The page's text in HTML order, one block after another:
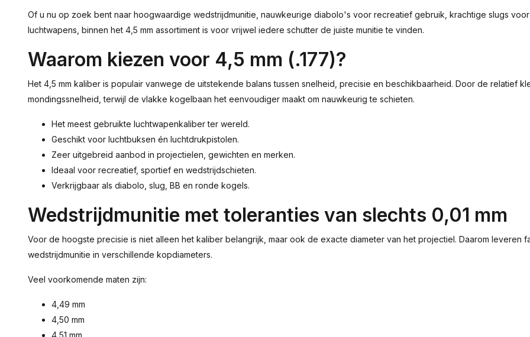
Of u nu op zoek bent naar hoogwaardige wedstrijdmunitie, nauwkeurige diabolo's voor recreatief gebruik, krachtige slugs
luchtwapens, binnen het 4,5 mm assortiment is voor vrijwel iedere schutter de juiste munitie te vinden.
Waarom kiezen voor 4,5 mm (.177)?
Het 4,5 mm kaliber is populair vanwege de uitstekende balans tussen snelheid, precisie en beschikbaarheid. Door de relatief
mondingssnelheid, terwijl de vlakke kogelbaan het eenvoudiger maakt om nauwkeurig te schieten.
Het meest gebruikte luchtwapenkaliber ter wereld.
Geschikt voor luchtbuksen én luchtdrukpistolen.
Zeer uitgebreid aanbod in projectielen, gewichten en merken.
Ideaal voor recreatief, sportief en wedstrijdschieten.
Verkrijgbaar als diabolo, slug, BB en ronde kogels.
Wedstrijdmunitie met toleranties van slechts 0,01 mm
Voor de hoogste precisie is niet alleen het kaliber belangrijk, maar ook de exacte diameter van het projectiel. Daarom leveren
wedstrijdmunitie in verschillende kopdiameters.
Veel voorkomende maten zijn:
4,49 mm
4,50 mm